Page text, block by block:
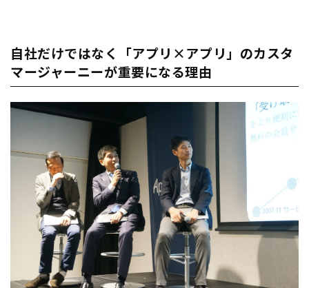
自社だけではなく「アプリ×アプリ」のカスタ
マージャーニーが重要になる理由